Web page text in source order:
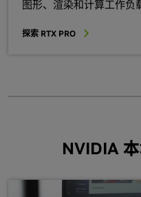
图形、渲染和计算工作负
探索 RTX PRO
NVIDIA